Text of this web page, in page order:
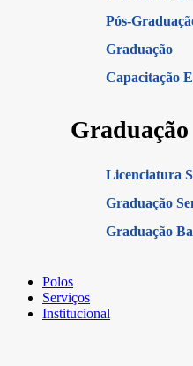
Pós-
Graduação
Capacitação
Graduação
Licenciatura
Graduação
Graduação
Polos
Serviços
Institucional